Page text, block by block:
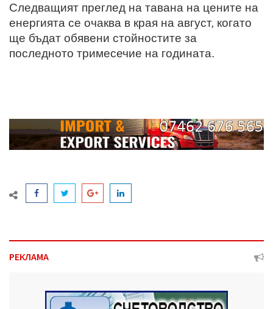
Следващият преглед на тавана на цените на
енергията се очаква в края на август, когато
ще бъдат обявени стойностите за
последното тримесечие на годината.
РЕКЛАМА